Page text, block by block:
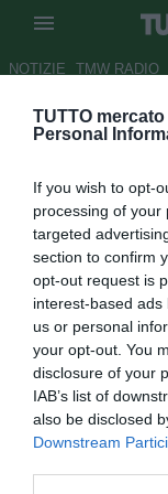
TUTTO mercato
Personal
If you wish to opt-
processing of your
targeted
section to confirm
opt-out request is
interest-based
us or personal
your opt-out. You
disclosure of your
IAB’s list of
also be disclosed
Downstream
NOTIZIE TMW RADIO
Atalanta,
Napoli"
Il direttore